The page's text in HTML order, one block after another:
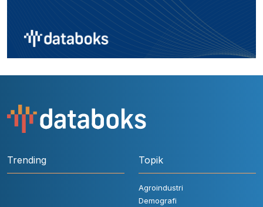
Trending Topik
Agroindustri
Demografi